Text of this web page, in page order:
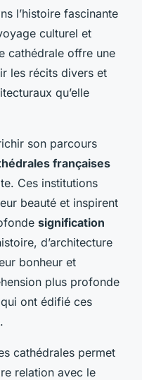
l’histoire fascinante
culturel et
cathédrale offre une
les récits divers et
qu’elle
son parcours
françaises
Ces institutions
beauté et inspirent
signification
d’architecture
bonheur et
plus profonde
ont édifié ces
cathédrales permet
relation avec le